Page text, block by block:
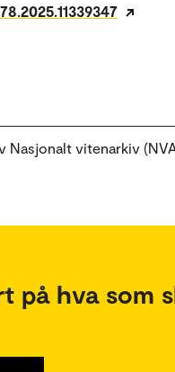
Nasjonalt vitenarkiv
på hva som